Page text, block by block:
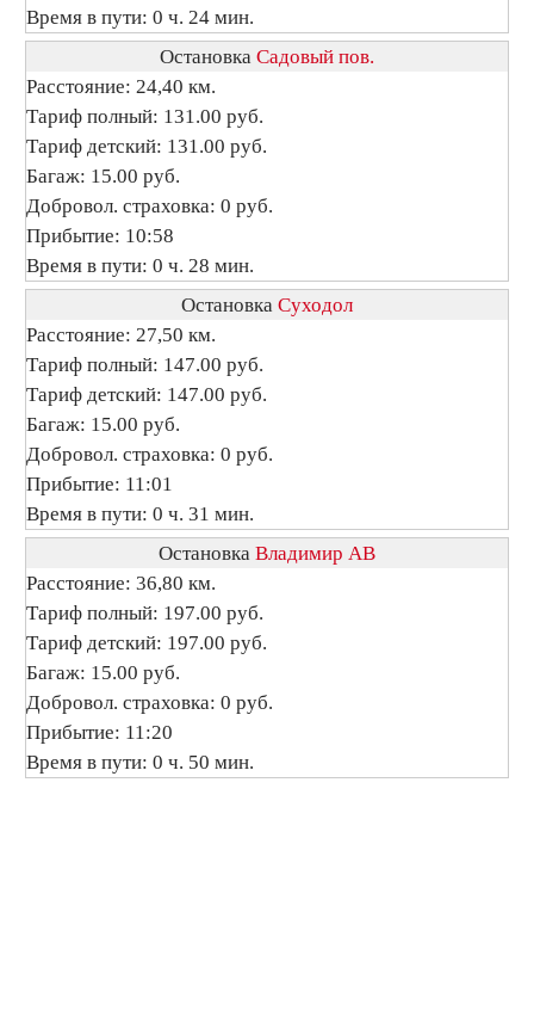
Время в пути: 0 ч. 24 мин.
Остановка Садовый пов.
Расстояние: 24,40 км.
Тариф полный: 131.00 руб.
Тариф детский: 131.00 руб.
Багаж: 15.00 руб.
Добровол. страховка: 0 руб.
Прибытие: 10:58
Время в пути: 0 ч. 28 мин.
Остановка Суходол
Расстояние: 27,50 км.
Тариф полный: 147.00 руб.
Тариф детский: 147.00 руб.
Багаж: 15.00 руб.
Добровол. страховка: 0 руб.
Прибытие: 11:01
Время в пути: 0 ч. 31 мин.
Остановка Владимир АВ
Расстояние: 36,80 км.
Тариф полный: 197.00 руб.
Тариф детский: 197.00 руб.
Багаж: 15.00 руб.
Добровол. страховка: 0 руб.
Прибытие: 11:20
Время в пути: 0 ч. 50 мин.